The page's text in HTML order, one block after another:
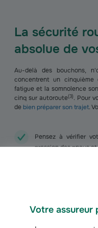
Votre assureur
La sécurité
absolue de
Au-delà des bouchons,
concentrent un
fatigue et la somnolence
cinq sur autoroute(3). Pour
de bien préparer son trajet.
Pensez à vérifier
pression des pneus
dégourdir les
suffisamment d'eau
collations légères